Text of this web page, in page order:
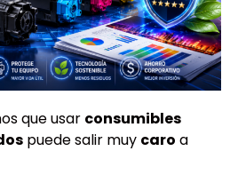
que usar consumibles
puede salir muy caro a